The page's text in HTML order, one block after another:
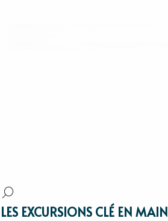
LES EXCURSIONS CLÉ EN MAIN